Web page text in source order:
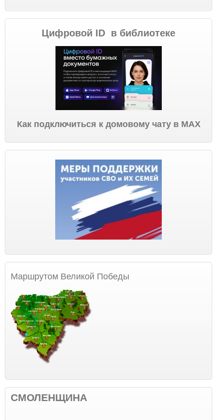
Цифровой ID в библиотеке
Как подключиться к домовому чату в МАХ
Маршрутом Великой Победы
СМОЛЕНЩИНА